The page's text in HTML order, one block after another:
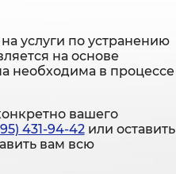
услуги по устранению
на основе
необходима в процессе
вашего
431-94-42или оставить
вам всю